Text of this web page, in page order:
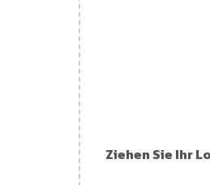
Ziehen Sie Ihr